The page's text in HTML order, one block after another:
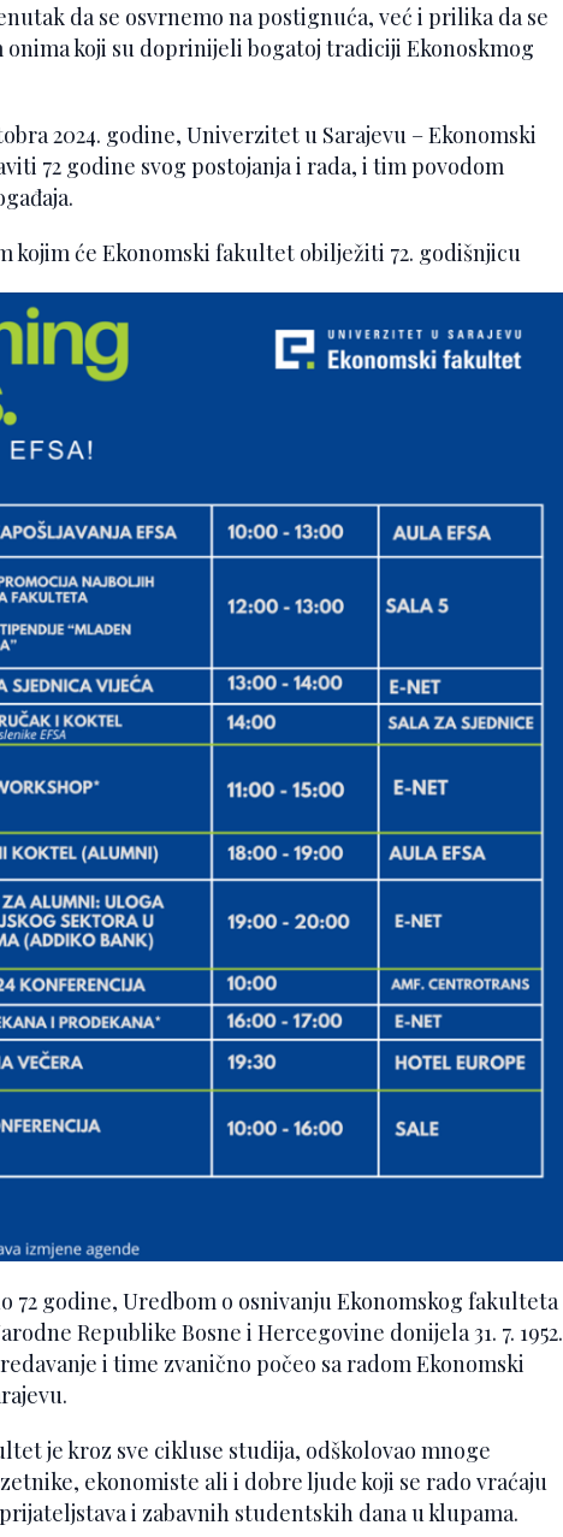
da se osvrnemo na postignuća, već i prilika da se
onima koji su doprinijeli bogatoj tradiciji Ekonoskmog
2024. godine, Univerzitet u Sarajevu – Ekonomski
72 godine svog postojanja i rada, i tim povodom
kojim će Ekonomski fakultet obilježiti 72. godišnjicu
72 godine, Uredbom o osnivanju Ekonomskog fakulteta
Republike Bosne i Hercegovine donijela 31. 7. 1952.
i time zvanično počeo sa radom Ekonomski
je kroz sve cikluse studija, odškolovao mnoge
ekonomiste ali i dobre ljude koji se rado vraćaju
i zabavnih studentskih dana u klupama.